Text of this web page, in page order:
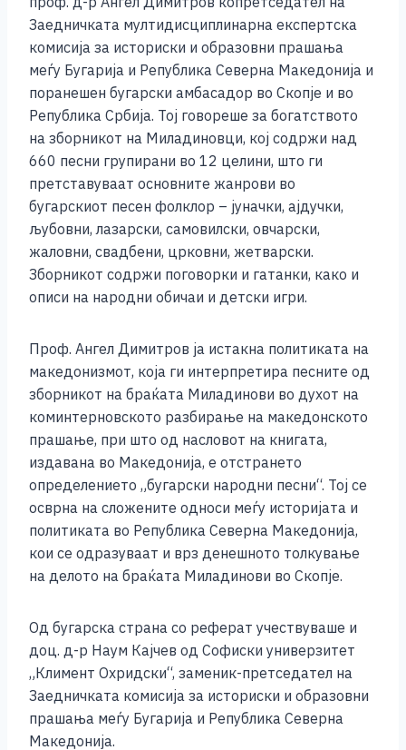
Заедничката мултидисциплинарна експертска
комисија за историски и образовни прашања
меѓу Бугарија и Република Северна Македонија и
поранешен бугарски амбасадор во Скопје и во
Република Србија. Тој говореше за богатството
на зборникот на Миладиновци, кој содржи над
660 песни групирани во 12 целини, што ги
претставуваат основните жанрови во
бугарскиот песен фолклор – јуначки, ајдучки,
љубовни, лазарски, самовилски, овчарски,
жаловни, свадбени, црковни, жетварски.
Зборникот содржи поговорки и гатанки, како и
описи на народни обичаи и детски игри.
Проф. Ангел Димитров ја истакна политиката на
македонизмот, која ги интерпретира песните од
зборникот на браќата Миладинови во духот на
коминтерновското разбирање на македонското
прашање, при што од насловот на книгата,
издавана во Македонија, е отстрането
определението „бугарски народни песни“. Тој се
осврна на сложените односи меѓу историјата и
политиката во Република Северна Македонија,
кои се одразуваат и врз денешното толкување
на делото на браќата Миладинови во Скопје.
Од бугарска страна со реферат учествуваше и
доц. д-р Наум Кајчев од Софиски универзитет
„Климент Охридски“, заменик-претседател на
Заедничката комисија за историски и образовни
прашања меѓу Бугарија и Република Северна
Македонија.